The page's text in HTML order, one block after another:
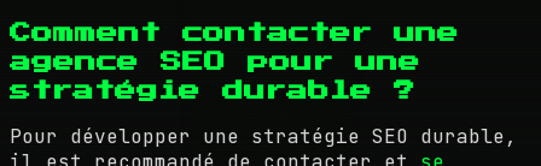
Comment contacter une
agence SEO pour une
stratégie durable ?
Pour développer une stratégie SEO durable,